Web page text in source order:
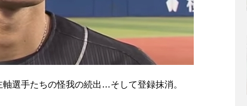
選手たちの怪我の続出…そして登録抹消。